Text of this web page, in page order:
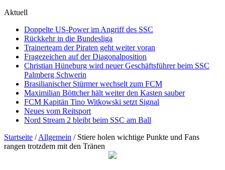
Aktuell
Doppelte US-Power im Angriff des SSC
Rückkehr in die Bundesliga
Trainerteam der Piraten geht weiter voran
Fragezeichen auf der Diagonalposition
Christian Hüneburg wird neuer Geschäftsführer beim SSC
Palmberg Schwerin
Brasilianischer Stürmer wechselt zum FCM
Maximilian Böttcher hält weiter den Kasten sauber
FCM Kapitän Tino Witkowski setzt Signal
Neues vom Reitsport
Nord Stream 2 bleibt beim SSC am Ball
Startseite / Allgemein / Stiere holen wichtige Punkte und Fans
rangen trotzdem mit den Tränen